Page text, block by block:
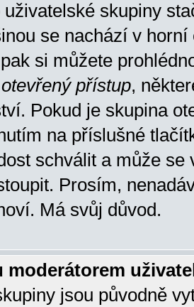
uživatelské skupiny
se nachází v horní
si můžete
otevřený přístup,
Pokud je skupina
na příslušné
schválit a může se
Prosím,
Má svůj důvod.
moderátorem
jsou původně